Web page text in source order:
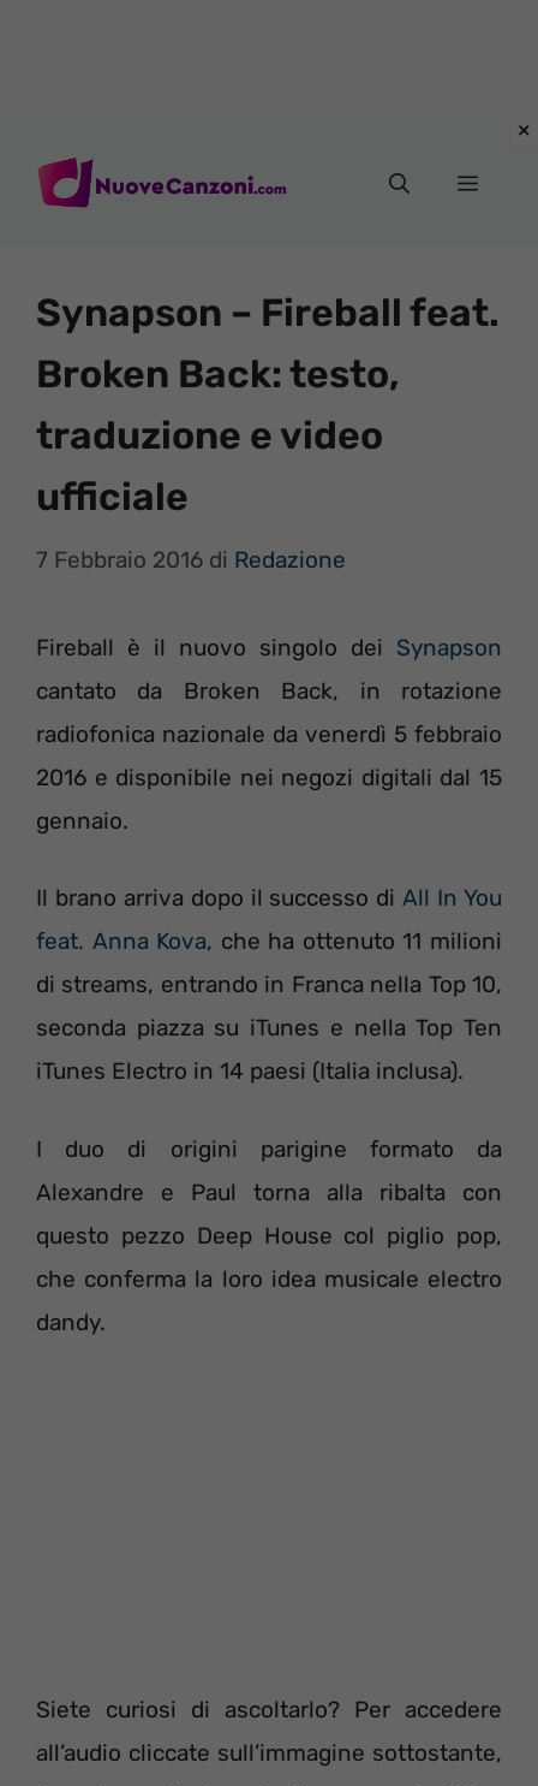
Menu
Synapson – Fireball feat.
Broken Back: testo,
traduzione e video
ufficiale
7 Febbraio 2016 di Redazione
Fireball è il nuovo singolo dei Synapson
cantato da Broken Back, in rotazione
radiofonica nazionale da venerdì 5 febbraio
2016 e disponibile nei negozi digitali dal 15
gennaio.
Il brano arriva dopo il successo diAll In You
feat. Anna Kova, che ha ottenuto 11 milioni
di streams, entrando in Franca nella Top 10,
seconda piazza su iTunes e nella Top Ten
iTunes Electro in 14 paesi (Italia inclusa).
I duo di origini parigine formato da
Alexandre e Paul torna alla ribalta con
questo pezzo Deep House col piglio pop,
che conferma la loro idea musicale electro
dandy.
Siete curiosi di ascoltarlo? Per accedere
all’audio cliccate sull’immagine sottostante,